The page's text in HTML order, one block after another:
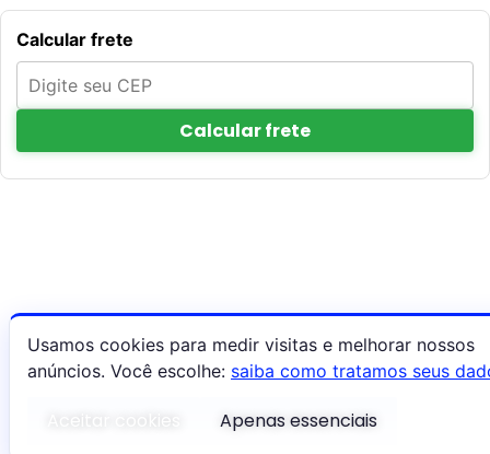
Calcular frete
Calcular frete
Usamos cookies para medir visitas e melhorar nossos
anúncios. Você escolhe: saiba como tratamos seus
Apenas essenciais